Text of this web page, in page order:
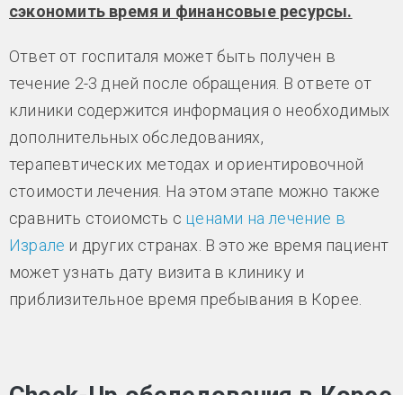
сэкономить время и финансовые ресурсы.
Ответ от госпиталя может быть получен в
течение 2-3 дней после обращения. В ответе от
клиники содержится информация о необходимых
дополнительных обследованиях,
терапевтических методах и ориентировочной
стоимости лечения. На этом этапе можно также
сравнить стоиомсть с ценами на лечение в
Израле и других странах. В это же время пациент
может узнать дату визита в клинику и
приблизительное время пребывания в Корее.